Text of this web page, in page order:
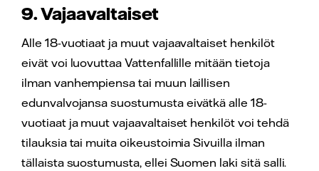
9. Vajaavaltaiset
Alle 18-vuotiaat ja muut vajaavaltaiset henkilöt
eivät voi luovuttaa Vattenfallille mitään tietoja
ilman vanhempiensa tai muun laillisen
edunvalvojansa suostumusta eivätkä alle 18-
vuotiaat ja muut vajaavaltaiset henkilöt voi tehdä
tilauksia tai muita oikeustoimia Sivuilla ilman
tällaista suostumusta, ellei Suomen laki sitä salli.